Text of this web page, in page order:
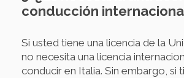
conducción
Si usted tiene una licencia de la
no necesita una licencia
conducir en Italia. Sin embargo, si